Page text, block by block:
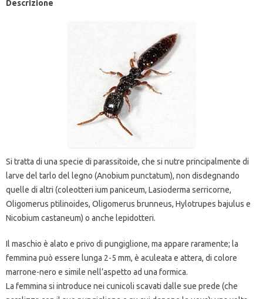
Descrizione
Si tratta di una specie di parassitoide, che si nutre principalmente di
larve del tarlo del legno (Anobium punctatum), non disdegnando
quelle di altri (coleotteri ium paniceum, Lasioderma serricorne,
Oligomerus ptilinoides, Oligomerus brunneus, Hylotrupes bajulus e
Nicobium castaneum) o anche lepidotteri.
Il maschio è alato e privo di pungiglione, ma appare raramente; la
femmina può essere lunga 2-5 mm, è aculeata e attera, di colore
marrone-nero e simile nell’aspetto ad una formica.
La femmina si introduce nei cunicoli scavati dalle sue prede (che